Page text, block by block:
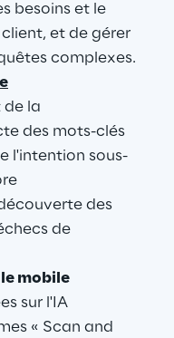
besoins et le
et de gérer
complexes.
de la
des mots-clés
l'intention sous-
des
de
mobile
sur l'IA
« Scan and